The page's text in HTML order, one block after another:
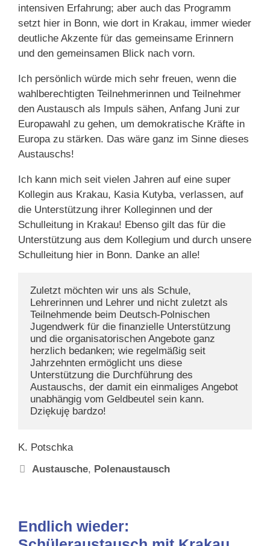
intensiven Erfahrung; aber auch das Programm
setzt hier in Bonn, wie dort in Krakau, immer wieder
deutliche Akzente für das gemeinsame Erinnern
und den gemeinsamen Blick nach vorn.
Ich persönlich würde mich sehr freuen, wenn die
wahlberechtigten Teilnehmerinnen und Teilnehmer
den Austausch als Impuls sähen, Anfang Juni zur
Europawahl zu gehen, um demokratische Kräfte in
Europa zu stärken. Das wäre ganz im Sinne dieses
Austauschs!
Ich kann mich seit vielen Jahren auf eine super
Kollegin aus Krakau, Kasia Kutyba, verlassen, auf
die Unterstützung ihrer Kolleginnen und der
Schulleitung in Krakau! Ebenso gilt das für die
Unterstützung aus dem Kollegium und durch unsere
Schulleitung hier in Bonn. Danke an alle!
Zuletzt möchten wir uns als Schule,
Lehrerinnen und Lehrer und nicht zuletzt als
Teilnehmende beim Deutsch-Polnischen
Jugendwerk für die finanzielle Unterstützung
und die organisatorischen Angebote ganz
herzlich bedanken; wie regelmäßig seit
Jahrzehnten ermöglicht uns diese
Unterstützung die Durchführung des
Austauschs, der damit ein einmaliges Angebot
unabhängig vom Geldbeutel sein kann.
Dziękuję bardzo!
K. Potschka
Schlagwörter
Austausche, Polenaustausch
Endlich wieder: